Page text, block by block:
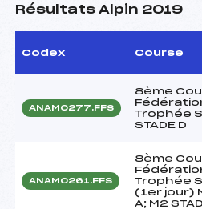
Résultats Alpin 2019
Codex Course
ANAM0277.FFS
8ème
Trophée
STADE D
ANAM0261.FFS
8ème
Trophée
(1er jour)
A; M2